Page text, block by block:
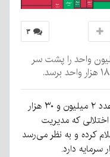
۳
کل بورس توانست ۲ میلیون واحد را پشت سر
به گزارش کرمان‌نو شاخص کل امروز تا عدد ۲ میلیون و ۳۰ هزار
که مدیریت
کرده و به نظر می‌رسد
دارد.